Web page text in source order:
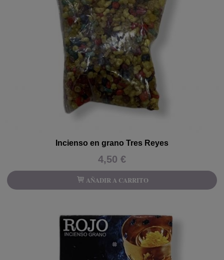
Incienso en grano Tres Reyes
4,50 €
AÑADIR A CARRITO